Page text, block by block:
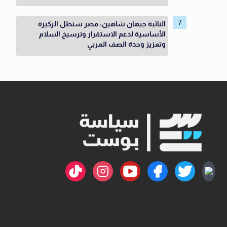
النائبة جيهان شاهين: مصر ستظل الركيزة
الأساسية لدعم الاستقرار وترسيخ السلام
وتعزيز وحدة الصف العربي